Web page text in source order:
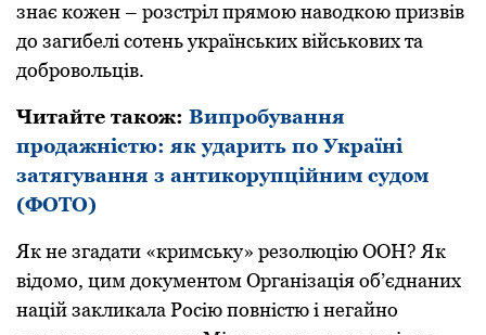
знає кожен – розстріл прямою наводкою призвів
до загибелі сотень українських військових та
добровольців.
Читайте також: Випробування
продажністю: як ударить по Україні
затягування з антикорупційним судом
(ФОТО)
Як не згадати «кримську» резолюцію ООН? Як
відомо, цим документом Організація об’єднаних
націй закликала Росію повністю і негайно